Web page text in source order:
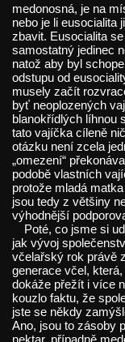
medonosná, je na
nebo je li eusocialita
zbavit. Eusocialita
samostatný jedinec
natož aby byl
odstupu od
musely začít
byť neoplozených
blanokřídlých líhnou
tato vajíčka cíleně
otázku není zcela
„omezení“
podobě vlastních
protože mladá
jsou tedy z většiny
výhodnější
Poté, co jsme si
jak vývoj
včelařský rok právě
generace včel,
dokáže přežít i více
kouzlo faktu, že
jste se někdy
Ano, jsou to zásoby
nektar, případně